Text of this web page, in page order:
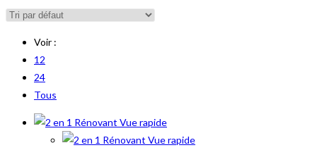
Voir :
12
24
Tous
Vue rapide
Vue rapide